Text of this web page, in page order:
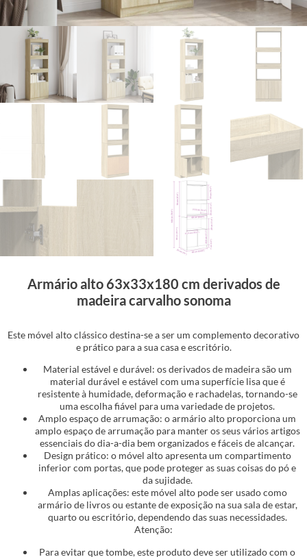
Armário alto 63x33x180 cm derivados de
madeira carvalho sonoma
Este móvel alto clássico destina-se a ser um complemento decorativo
e prático para a sua casa e escritório.
Material estável e durável: os derivados de madeira são um
material durável e estável com uma superfície lisa que é
resistente à humidade, deformação e rachadelas, tornando-se
uma escolha fiável para uma variedade de projetos.
Amplo espaço de arrumação: o armário alto proporciona um
amplo espaço de arrumação para manter os seus vários artigos
essenciais do dia-a-dia bem organizados e fáceis de alcançar.
Design prático: o móvel alto apresenta um compartimento
inferior com portas, que pode proteger as suas coisas do pó e
da sujidade.
Amplas aplicações: este móvel alto pode ser usado como
armário de livros ou estante de exposição na sua sala de estar,
quarto ou escritório, dependendo das suas necessidades.
Atenção:
Para evitar que tombe, este produto deve ser utilizado com o